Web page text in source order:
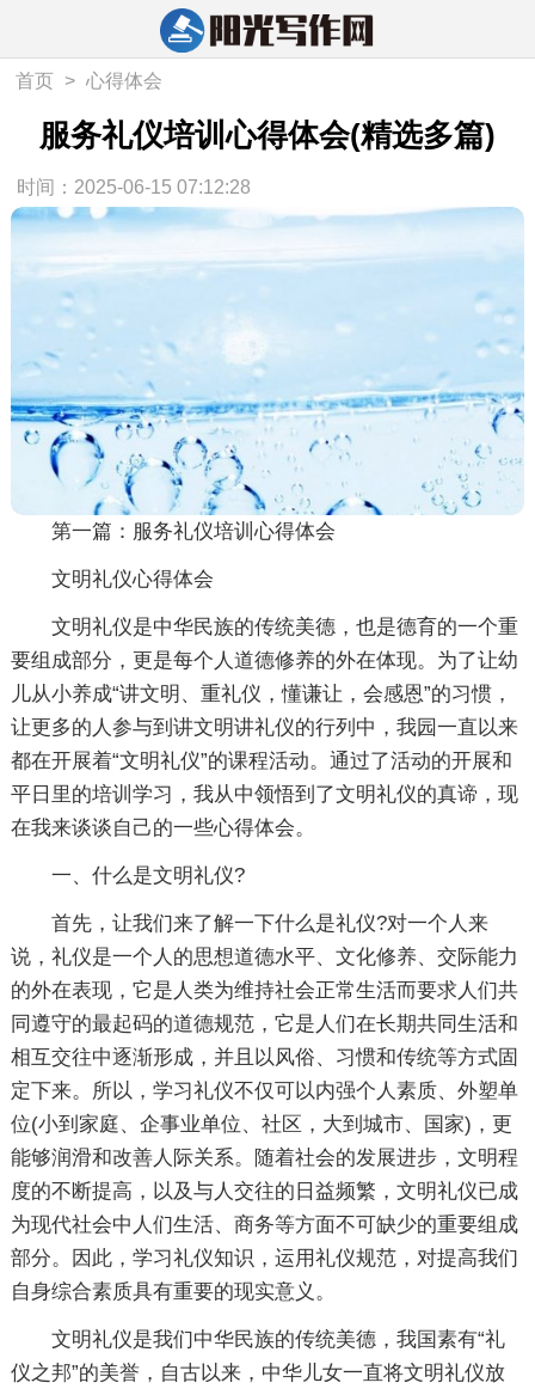
首页 > 心得体会
服务礼仪培训心得体会(精选多篇)
时间：2025-06-15 07:12:28
第一篇：服务礼仪培训心得体会
文明礼仪心得体会
文明礼仪是中华民族的传统美德，也是德育的一个重
要组成部分，更是每个人道德修养的外在体现。为了让幼
儿从小养成“讲文明、重礼仪，懂谦让，会感恩”的习惯，
让更多的人参与到讲文明讲礼仪的行列中，我园一直以来
都在开展着“文明礼仪”的课程活动。通过了活动的开展和
平日里的培训学习，我从中领悟到了文明礼仪的真谛，现
在我来谈谈自己的一些心得体会。
一、什么是文明礼仪?
首先，让我们来了解一下什么是礼仪?对一个人来
说，礼仪是一个人的思想道德水平、文化修养、交际能力
的外在表现，它是人类为维持社会正常生活而要求人们共
同遵守的最起码的道德规范，它是人们在长期共同生活和
相互交往中逐渐形成，并且以风俗、习惯和传统等方式固
定下来。所以，学习礼仪不仅可以内强个人素质、外塑单
位(小到家庭、企事业单位、社区，大到城市、国家)，更
能够润滑和改善人际关系。随着社会的发展进步，文明程
度的不断提高，以及与人交往的日益频繁，文明礼仪已成
为现代社会中人们生活、商务等方面不可缺少的重要组成
部分。因此，学习礼仪知识，运用礼仪规范，对提高我们
自身综合素质具有重要的现实意义。
文明礼仪是我们中华民族的传统美德，我国素有“礼
仪之邦”的美誉，自古以来，中华儿女一直将文明礼仪放